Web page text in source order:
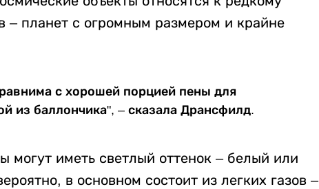
– планет с огромным размером и крайне
с хорошей порцией пены для
из баллончика", – сказала Дрансфилд.
могут иметь светлый оттенок – белый или
в основном состоит из легких газов –